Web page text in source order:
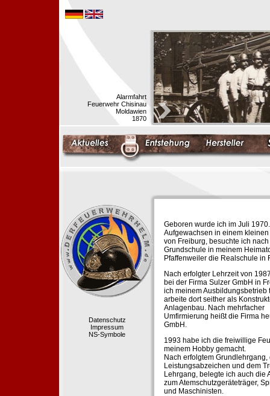
Alarmfahrt
Feuerwehr Chisinau
Moldawien
1870
Datenschutz
Impressum
NS-Symbole
Geboren wurde ich im Juli 1970.
Aufgewachsen in einem kleinen
von Freiburg, besuchte ich nach
Grundschule in meinem
Pfaffenweiler die Realschule in
Nach erfolgter Lehrzeit von
bei der Firma Sulzer GmbH in
ich meinem Ausbildungsbetrieb
arbeite dort seither als
Anlagenbau. Nach mehrfacher
Umfirmierung heißt die Firma
GmbH.
1993 habe ich die freiwillige
meinem Hobby gemacht.
Nach erfolgtem Grundlehrgang,
Leistungsabzeichen und dem
Lehrgang, belegte ich auch die
zum Atemschutzgeräteträger,
und Maschinisten.